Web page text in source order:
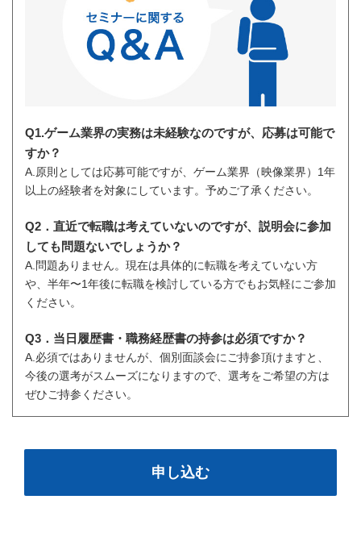
Q1.ゲーム業界の実務は未経験なのですが、応募は可能で
すか？
A.原則としては応募可能ですが、ゲーム業界（映像業界）1年
以上の経験者を対象にしています。予めご了承ください。
Q2．直近で転職は考えていないのですが、説明会に参加
しても問題ないでしょうか？
A.問題ありません。現在は具体的に転職を考えていない方
や、半年〜1年後に転職を検討している方でもお気軽にご参加
ください。
Q3．当日履歴書・職務経歴書の持参は必須ですか？
A.必須ではありませんが、個別面談会にご持参頂けますと、
今後の選考がスムーズになりますので、選考をご希望の方は
ぜひご持参ください。
申し込む